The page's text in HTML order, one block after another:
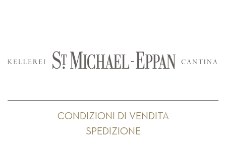
CONDIZIONI DI VENDITA
SPEDIZIONE